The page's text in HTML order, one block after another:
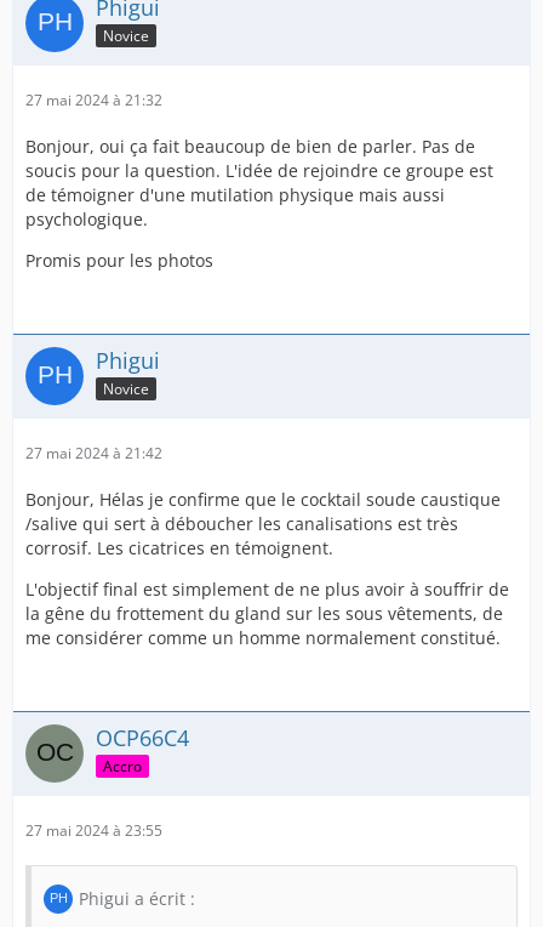
douloureux surtout au moment des érections.
Aujourd'hui j'utilise tjrs le joint la nuit. Au couché j'étire
libère sous la peau et il me reste à tenir un max de
pour tourner les pages😉) ou un film sur mon tel.
Le but est qu'il dépasse mon gland de façon qu'il soit
recouvert en position debout. Je n'ai pas de photo avant
Merci pour ce partage qui m'émeut vraiment car je n'ai
jamais ouvert mon intimité à ce point.
Bien à tous
Phigui
Novice
27 mai 2024 à 21:32
Bonjour, oui ça fait beaucoup de bien de parler. Pas de
soucis pour la question. L'idée de rejoindre ce groupe est
de témoigner d'une mutilation physique mais aussi
psychologique.
Promis pour les photos
Phigui
Novice
27 mai 2024 à 21:42
Bonjour, Hélas je confirme que le cocktail soude caustique
/salive qui sert à déboucher les canalisations est très
corrosif. Les cicatrices en témoignent.
L'objectif final est simplement de ne plus avoir à souffrir de
la gêne du frottement du gland sur les sous vêtements, de
me considérer comme un homme normalement constitué.
OCP66C4
Accro
27 mai 2024 à 23:55
Phigui a écrit :